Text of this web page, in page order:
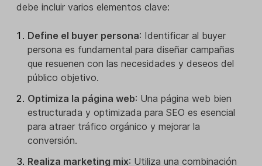
debe incluir varios elementos clave:
Define el buyer persona: Identificar al buyer
persona es fundamental para diseñar campañas
que resuenen con las necesidades y deseos del
público objetivo.
Optimiza la página web: Una página web bien
estructurada y optimizada para SEO es esencial
para atraer tráfico orgánico y mejorar la
conversión.
Realiza marketing mix: Utiliza una combinación